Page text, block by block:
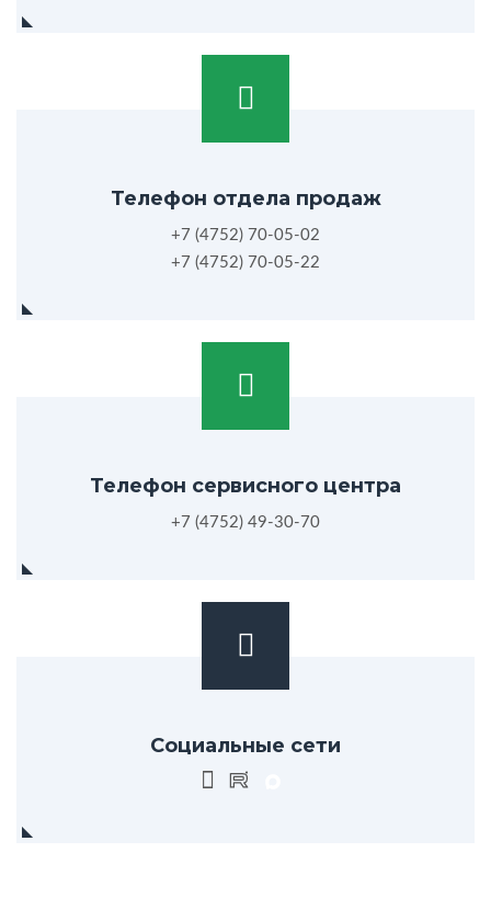
Телефон отдела продаж
+7 (4752) 70-05-02
+7 (4752) 70-05-22
Телефон сервисного центра
+7 (4752) 49-30-70
Социальные сети